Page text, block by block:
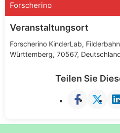
Forscherino
Veranstaltungsort
Forscherino KinderLab,
Württemberg, 70567,
Teilen Sie